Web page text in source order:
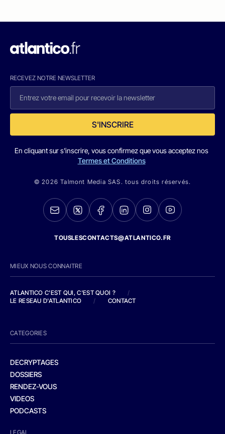
RECEVEZ NOTRE NEWSLETTER
S'INSCRIRE
En cliquant sur s'inscrire, vous confirmez que vous acceptez nos
Termes et Conditions
© 2026 Talmont Media SAS. tous droits réservés.
TOUSLESCONTACTS@ATLANTICO.FR
MIEUX NOUS CONNAITRE
ATLANTICO C'EST QUI, C'EST QUOI ?
/
LE RESEAU D'ATLANTICO
/ CONTACT
CATEGORIES
DECRYPTAGES
DOSSIERS
RENDEZ-VOUS
VIDEOS
PODCASTS
LEGAL